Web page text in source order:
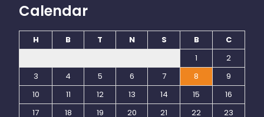
Calendar
H B T N S B
C
1
2
3
4 5 6 7 8
9
10
11 12 13 14 15
16
17
18 19 20 21 22
23